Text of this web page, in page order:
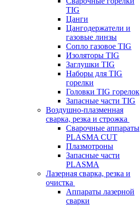
TIG
Цанги
Цангодержатели и
газовые линзы
Сопло газовое TIG
Изоляторы TIG
Заглушки TIG
Наборы для TIG
горелки
Головки TIG горелок
Запасные части TIG
Воздушно-плазменная
сварка, резка и строжка
Сварочные аппараты
PLASMA CUT
Плазмотроны
Запасные части
PLASMA
Лазерная сварка, резка и
очистка
Аппараты лазерной
сварки